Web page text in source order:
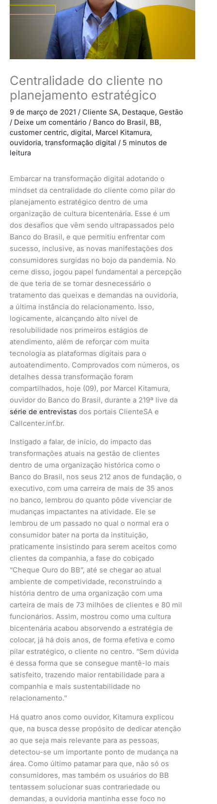
Centralidade do cliente no
planejamento estratégico
9 de março de 2021 / Cliente SA, Destaque, Gestão
/ Deixe um comentário / Banco do Brasil, BB,
customer centric, digital, Marcel Kitamura,
ouvidoria, transformação digital / 5 minutos de
leitura
Embarcar na transformação digital adotando o
mindset da centralidade do cliente como pilar do
planejamento estratégico dentro de uma
organização de cultura bicentenária. Esse é um
dos desafios que vêm sendo ultrapassados pelo
Banco do Brasil, e que permitiu enfrentar com
sucesso, inclusive, as novas manifestações dos
consumidores surgidas no bojo da pandemia. No
cerne disso, jogou papel fundamental a percepção
de que teria de se tornar desnecessário o
tratamento das queixas e demandas na ouvidoria,
a última instância do relacionamento. Isso,
logicamente, alcançando alto nível de
resolubilidade nos primeiros estágios de
atendimento, além de reforçar com muita
tecnologia as plataformas digitais para o
autoatendimento. Comprovados com números, os
detalhes dessa transformação foram
compartilhados, hoje (09), por Marcel Kitamura,
ouvidor do Banco do Brasil, durante a 219ª live da
série de entrevistas dos portais ClienteSA e
Callcenter.inf.br.
Instigado a falar, de início, do impacto das
transformações atuais na gestão de clientes
dentro de uma organização histórica como o
Banco do Brasil, nos seus 212 anos de fundação, o
executivo, com uma carreira de mais de 35 anos
no banco, lembrou do quanto pôde vivenciar de
mudanças impactantes na atividade. Ele se
lembrou de um passado no qual o normal era o
consumidor bater na porta da instituição,
praticamente insistindo para serem aceitos como
clientes da companhia, a fase do cobiçado
“Cheque Ouro do BB”, até se chegar ao atual
ambiente de competividade, reconstruindo a
história dentro de uma organização com uma
carteira de mais de 73 milhões de clientes e 80 mil
funcionários. Assim, mostrou como uma cultura
bicentenária acabou absorvendo a estratégia de
colocar, já há dois anos, de forma efetiva e como
pilar estratégico, o cliente no centro. “Sem dúvida
é dessa forma que se consegue mantê-lo mais
satisfeito, trazendo maior rentabilidade para a
companhia e mais sustentabilidade no
relacionamento.”
Há quatro anos como ouvidor, Kitamura explicou
que, na busca desse propósito de dedicar atenção
ao que seja mais relevante para as pessoas,
detectou-se um importante ponto de mudança na
área. Como último patamar para que, não só os
consumidores, mas também os usuários do BB
tentassem solucionar suas contrariedade ou
demandas, a ouvidoria mantinha esse foco no